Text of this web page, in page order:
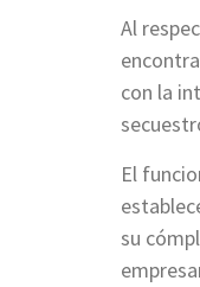
Al
con la
El
su